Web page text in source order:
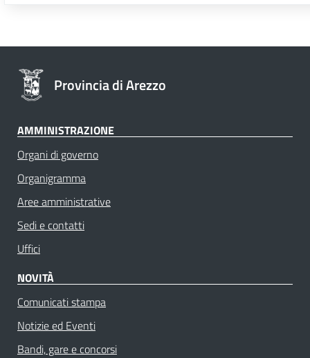
Provincia di Arezzo
AMMINISTRAZIONE
Organi di governo
Organigramma
Aree amministrative
Sedi e contatti
Uffici
NOVITÀ
Comunicati stampa
Notizie ed Eventi
Bandi, gare e concorsi